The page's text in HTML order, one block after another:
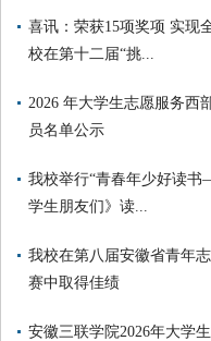
喜讯：荣获15项奖项 实
校在第十二届“挑...
2026 年大学生志愿服务西
员名单公示
我校举行“青春年少好读
学生朋友们》读...
我校在第八届安徽省青年
赛中取得佳绩
安徽三联学院2026年大学